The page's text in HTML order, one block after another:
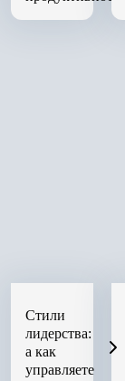
Стили
лидерства:
а как
управляете